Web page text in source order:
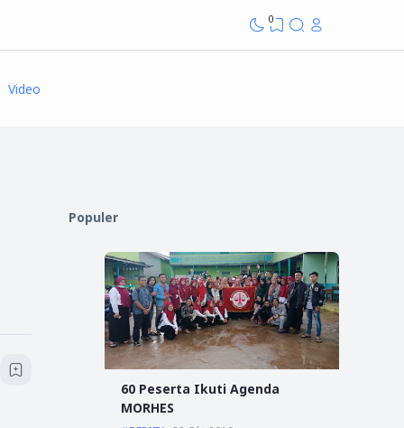
0
Video
Populer
60 Peserta Ikuti Agenda
MORHES